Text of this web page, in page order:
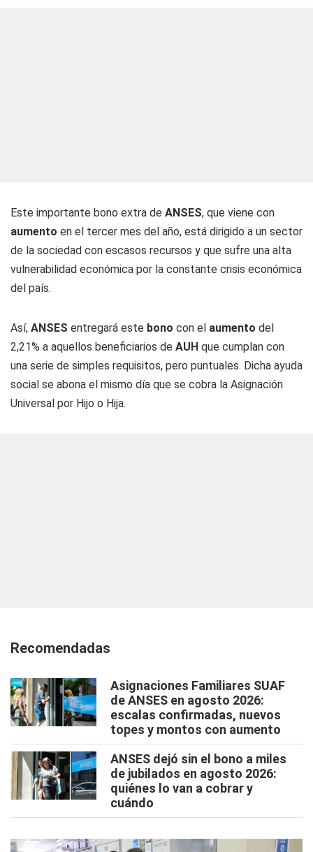
Este importante bono extra de ANSES, que viene con
aumento en el tercer mes del año, está dirigido a un sector
de la sociedad con escasos recursos y que sufre una alta
vulnerabilidad económica por la constante crisis económica
del país.
Así, ANSES entregará este bono con el aumento del
2,21% a aquellos beneficiarios de AUH que cumplan con
una serie de simples requisitos, pero puntuales. Dicha ayuda
social se abona el mismo día que se cobra la Asignación
Universal por Hijo o Hija.
Recomendadas
Asignaciones Familiares SUAF
de ANSES en agosto 2026:
escalas confirmadas, nuevos
topes y montos con aumento
ANSES dejó sin el bono a miles
de jubilados en agosto 2026:
quiénes lo van a cobrar y
cuándo